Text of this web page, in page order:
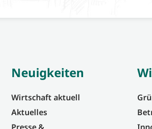
Neuigkeiten
Wirtschaft aktuell
Aktuelles